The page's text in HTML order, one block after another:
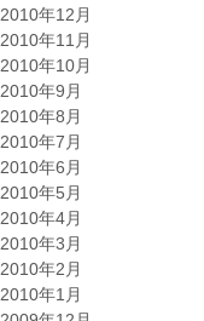
2010年12月
2010年11月
2010年10月
2010年9月
2010年8月
2010年7月
2010年6月
2010年5月
2010年4月
2010年3月
2010年2月
2010年1月